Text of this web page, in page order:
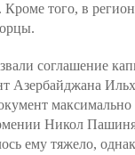
того, в
соглашение
Азербайджана
Никол
ему тяжело,